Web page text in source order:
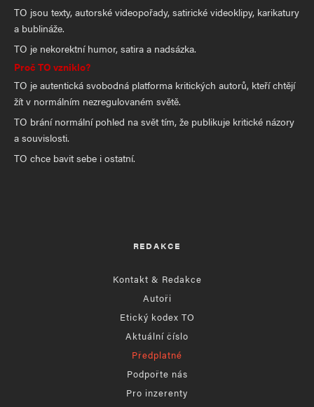
TO jsou texty, autorské videopořady, satirické videoklipy, karikatury
a bublináže.
TO je nekorektní humor, satira a nadsázka.
Proč TO vzniklo?
TO je autentická svobodná platforma kritických autorů, kteří chtějí
žít v normálním nezregulovaném světě.
TO brání normální pohled na svět tím, že publikuje kritické názory
a souvislosti.
TO chce bavit sebe i ostatní.
REDAKCE
Kontakt & Redakce
Autoři
Etický kodex TO
Aktuální číslo
Předplatné
Podpořte nás
Pro inzerenty